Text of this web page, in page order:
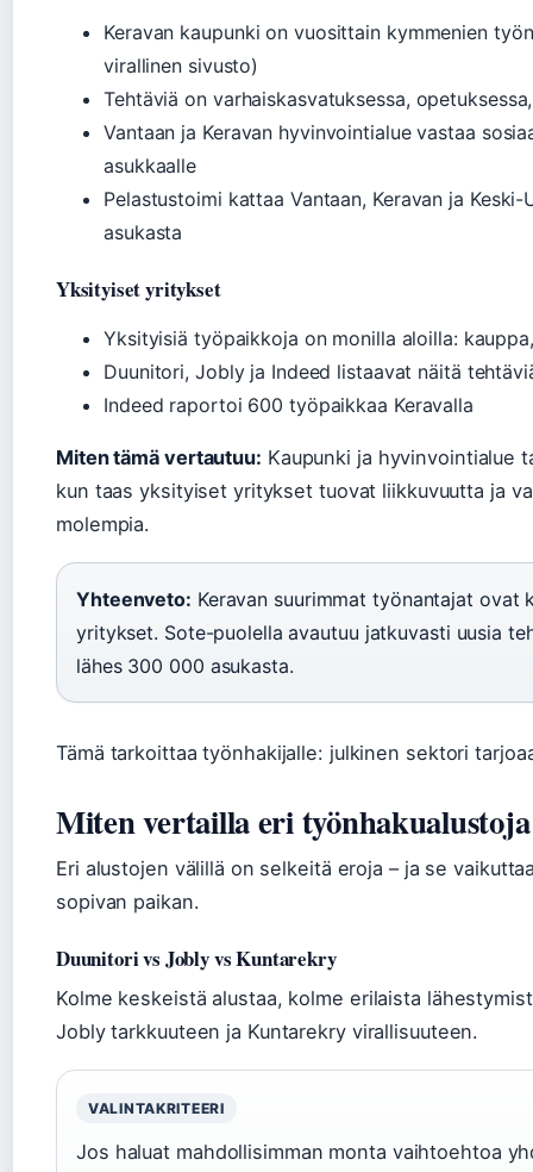
Keravan kaupunki on vuosittain kymmenien
virallinen sivusto)
Tehtäviä on varhaiskasvatuksessa,
Vantaan ja Keravan hyvinvointialue vastaa
asukkaalle
Pelastustoimi kattaa Vantaan, Keravan ja
asukasta
Yksityiset yritykset
Yksityisiä työpaikkoja on monilla aloilla:
Duunitori, Jobly ja Indeed listaavat näitä
Indeed raportoi 600 työpaikkaa Keravalla
Miten tämä vertautuu: Kaupunki ja hyvinvointialue
kun taas yksityiset yritykset tuovat liikkuvuutta ja
molempia.
Yhteenveto: Keravan suurimmat työnantajat ovat
yritykset. Sote-puolella avautuu jatkuvasti uusia
lähes 300 000 asukasta.
Tämä tarkoittaa työnhakijalle: julkinen sektori
Miten vertailla eri
Eri alustojen välillä on selkeitä eroja – ja se
sopivan paikan.
Duunitori vs Jobly vs Kuntarekry
Kolme keskeistä alustaa, kolme erilaista
Jobly tarkkuuteen ja Kuntarekry virallisuuteen.
VALINTAKRITEERI
Jos haluat mahdollisimman monta vaihtoehtoa